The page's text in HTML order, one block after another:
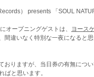
） presents 「SOUL
オープニングゲストは、 ヨース
間違いなく特別な一夜になると
おりますが、当日券の有無につ
ばと思います。